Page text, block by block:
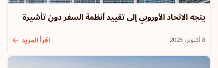
الولايات المتحدة الأمريكية
يتجه الاتحاد الأوروبي إلى تقييد أنظمة السفر دون تأشيرة
8 أكتوبر، 2025 اقرأ المزيد